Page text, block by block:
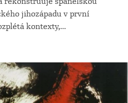
jihozápadu v první
kontexty,...